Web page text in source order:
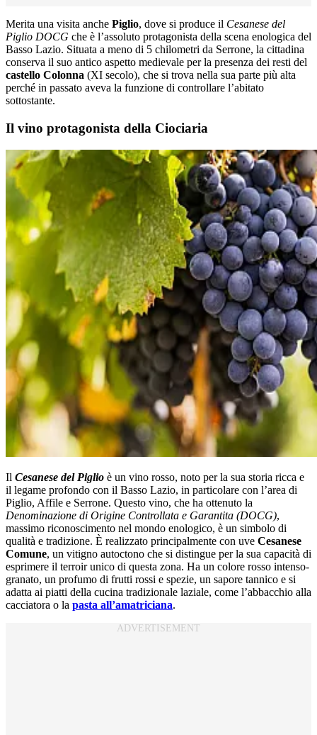
Merita una visita anche Piglio, dove si produce il Cesanese del
Piglio DOCG che è l’assoluto protagonista della scena enologica del
Basso Lazio. Situata a meno di 5 chilometri da Serrone, la cittadina
conserva il suo antico aspetto medievale per la presenza dei resti del
castello Colonna (XI secolo), che si trova nella sua parte più alta
perché in passato aveva la funzione di controllare l’abitato
sottostante.
Il vino protagonista della Ciociaria
Il Cesanese del Piglio è un vino rosso, noto per la sua storia ricca e
il legame profondo con il Basso Lazio, in particolare con l’area di
Piglio, Affile e Serrone. Questo vino, che ha ottenuto la
Denominazione di Origine Controllata e Garantita (DOCG),
massimo riconoscimento nel mondo enologico, è un simbolo di
qualità e tradizione. È realizzato principalmente con uve Cesanese
Comune, un vitigno autoctono che si distingue per la sua capacità di
esprimere il terroir unico di questa zona. Ha un colore rosso intenso-
granato, un profumo di frutti rossi e spezie, un sapore tannico e si
adatta ai piatti della cucina tradizionale laziale, come l’abbacchio alla
cacciatora o la pasta all’amatriciana.